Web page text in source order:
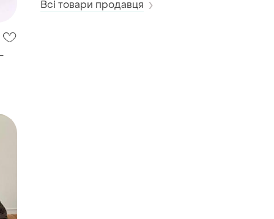
м'якого котону , що
Всі товари продавця